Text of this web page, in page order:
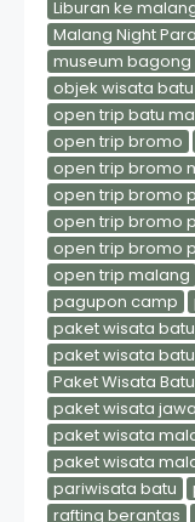
Liburan ke
Malang Night
museum bagong
objek wisata batu
open trip batu
open trip bromo
open trip bromo
open trip bromo
open trip bromo
open trip bromo
open trip malang
pagupon camp
paket wisata
paket wisata
Paket Wisata
paket wisata
paket wisata
paket wisata
pariwisata batu
rafting berantas